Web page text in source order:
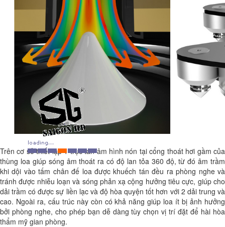
Trên cơ sở thiết lập 1 trục tán âm hình nón tại cổng thoát hơi gầm của
thùng loa giúp sóng âm thoát ra có độ lan tỏa 360 độ, từ đó âm trầm
khi dội vào tấm chân đế loa được khuếch tán đều ra phòng nghe và
tránh được nhiễu loạn và sóng phản xạ cộng hưởng tiêu cực, giúp cho
dải trầm có được sự liền lạc và độ hòa quyện tốt hơn với 2 dải trung và
cao. Ngoài ra, cấu trúc này còn có khả năng giúp loa ít bị ảnh hưởng
bởi phòng nghe, cho phép bạn dễ dàng tùy chọn vị trí đặt để hài hòa
thẩm mỹ gian phòng.